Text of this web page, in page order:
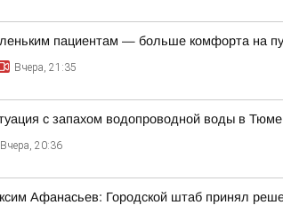
пациентам — больше комфорта на
Вчера, 21:35
с запахом водопроводной воды в
Вчера, 20:36
Афанасьев: Городской штаб принял